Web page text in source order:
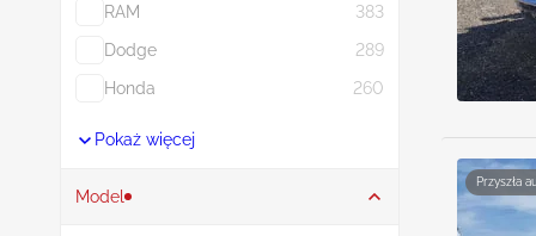
RAM
383
Dodge
289
Honda
260
Pokaż więcej
Model
Przyszła